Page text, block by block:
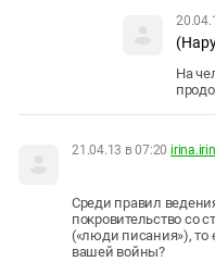
На
21.04.13 в 07:20
Среди правил
покровительство со
(«люди писания»), то
вашей войны?